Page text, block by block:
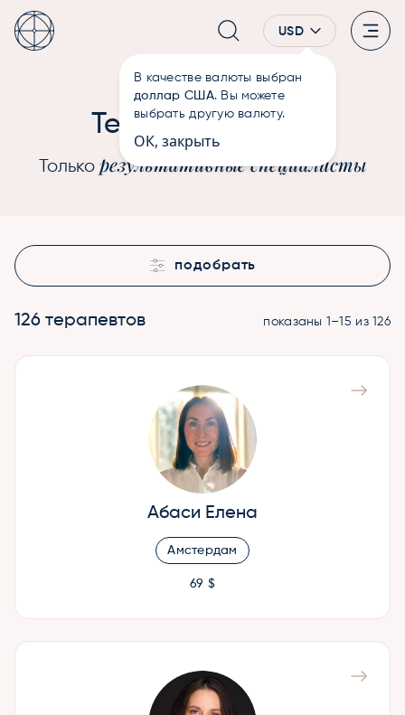
USD
В качестве валюты выбран
доллар США. Вы можете
выбрать другую валюту.
ОК, закрыть
Главная — Терапевты
ТерапевтыДуши
Только результативные специалисты
подобрать
126 терапевтов показаны 1–15 из 126
Абаси Елена
Амстердам
69 $